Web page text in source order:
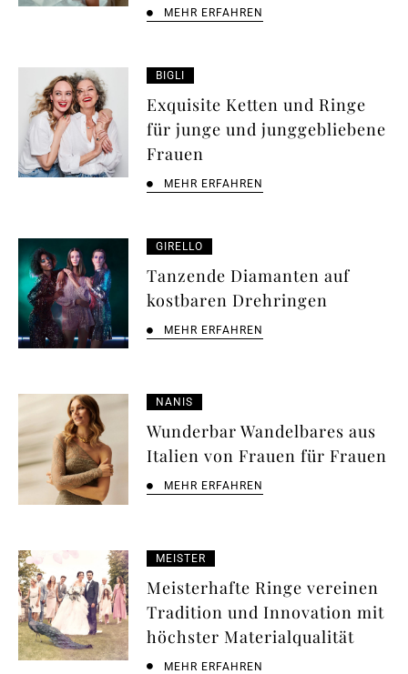
MEHR ERFAHREN
BIGLI
Exquisite Ketten und Ringe
für junge und junggebliebene
Frauen
MEHR ERFAHREN
GIRELLO
Tanzende Diamanten auf
kostbaren Drehringen
MEHR ERFAHREN
NANIS
Wunderbar Wandelbares aus
Italien von Frauen für Frauen
MEHR ERFAHREN
MEISTER
Meisterhafte Ringe vereinen
Tradition und Innovation mit
höchster Materialqualität
MEHR ERFAHREN